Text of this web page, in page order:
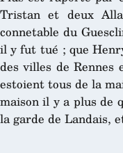
Tristan et deux
connetable du
il y fut tué ; que
des villes de
estoient tous de la
maison il y a plus de
la garde de Landais,